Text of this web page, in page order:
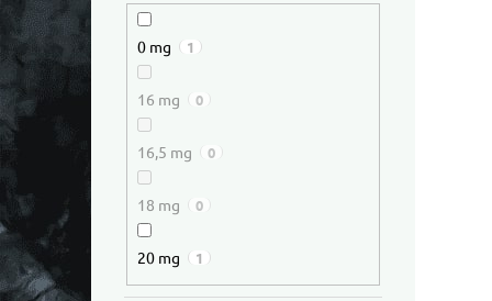
0 mg 1
16 mg 0
16,5 mg 0
18 mg 0
20 mg 1